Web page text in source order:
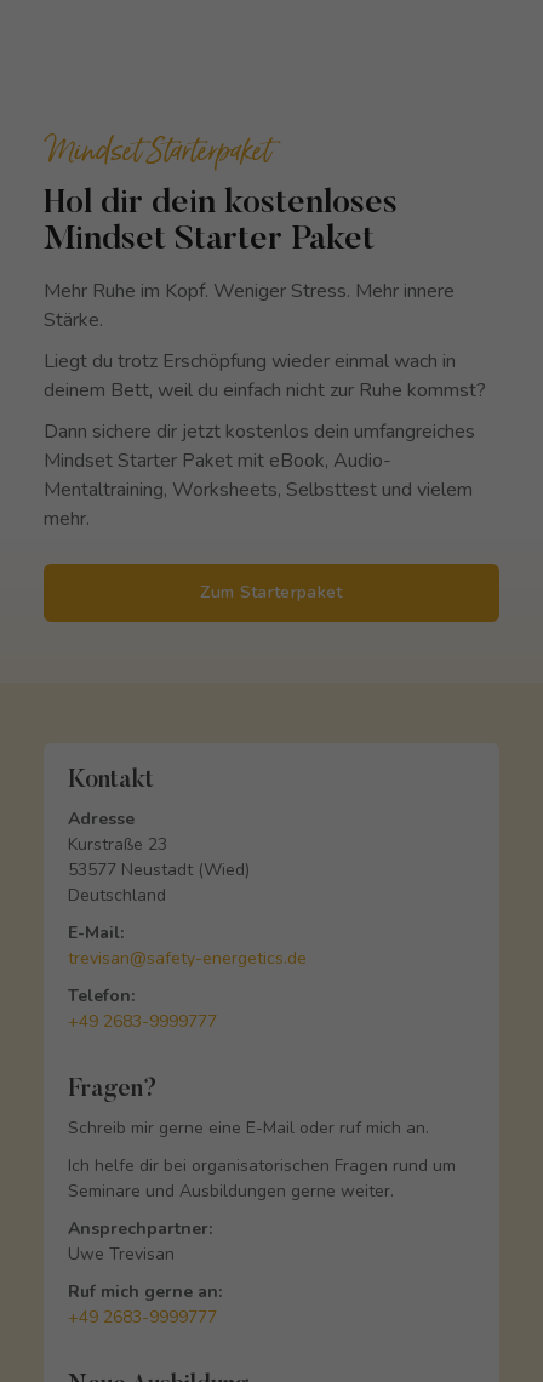
Mindset Starterpaket
Hol dir dein kostenloses
Mindset Starter Paket
Mehr Ruhe im Kopf. Weniger Stress. Mehr innere
Stärke.
Liegt du trotz Erschöpfung wieder einmal wach in
deinem Bett, weil du einfach nicht zur Ruhe kommst?
Dann sichere dir jetzt kostenlos dein umfangreiches
Mindset Starter Paket mit eBook, Audio-
Mentaltraining, Worksheets, Selbsttest und vielem
mehr.
Zum Starterpaket
Kontakt
Adresse
Kurstraße 23
53577 Neustadt (Wied)
Deutschland
E-Mail:
trevisan@safety-energetics.de
Telefon:
+49 2683-9999777
Fragen?
Schreib mir gerne eine E-Mail oder ruf mich an.
Ich helfe dir bei organisatorischen Fragen rund um
Seminare und Ausbildungen gerne weiter.
Ansprechpartner:
Uwe Trevisan
Ruf mich gerne an:
+49 2683-9999777